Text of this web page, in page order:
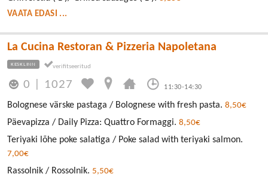
VAATA EDASI ...
La Cucina Restoran & Pizzeria Napoletana
KESKLINN
0 1027 11:30-14:30
Bolognese värske pastaga / Bolognese with fresh pasta. 8,50€
Päevapizza / Daily Pizza: Quattro Formaggi. 8,50€
Teriyaki lõhe poke salatiga / Poke salad with teriyaki salmon.
7,00€
Rassolnik / Rossolnik. 5,50€